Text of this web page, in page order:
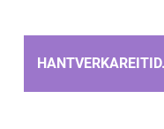
HANTVERKAREITID.